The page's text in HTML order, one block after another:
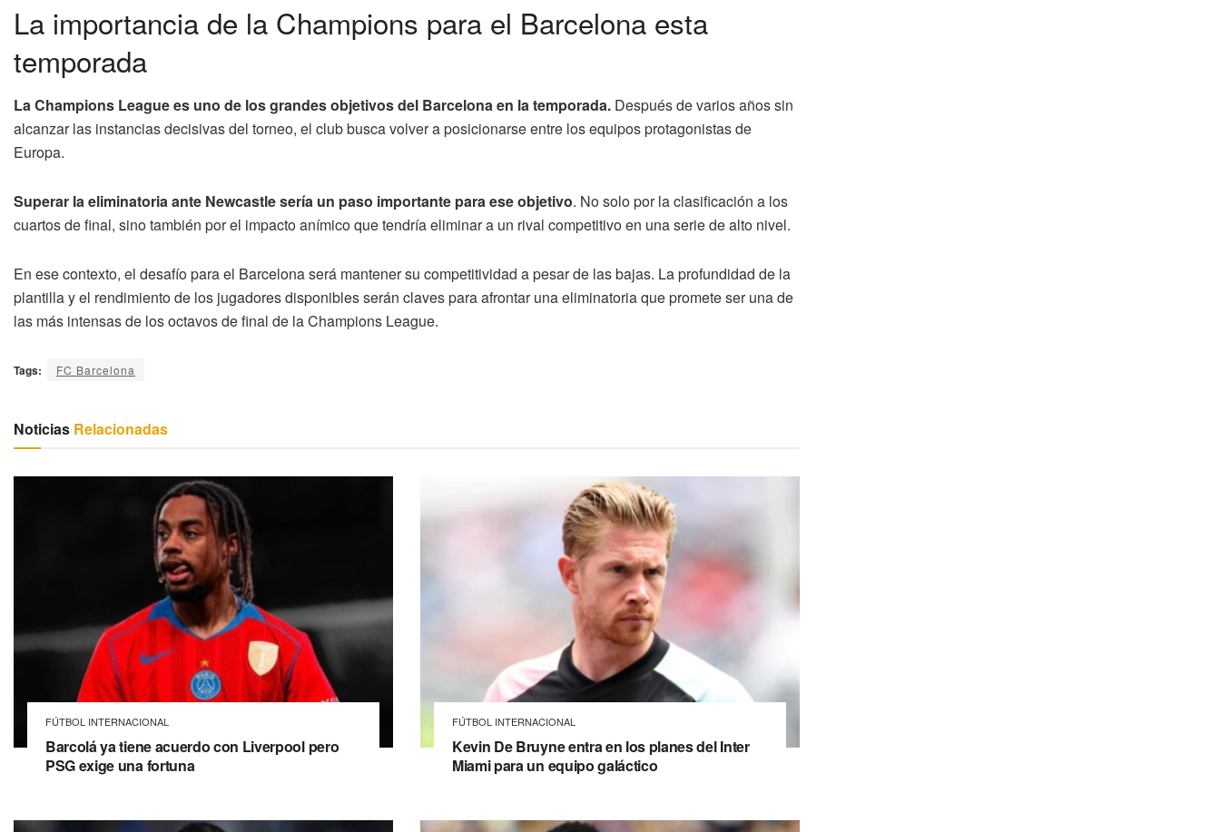
La importancia de la Champions para el Barcelona esta
temporada
La Champions League es uno de los grandes objetivos del Barcelona en la temporada. Después de varios años sin
alcanzar las instancias decisivas del torneo, el club busca volver a posicionarse entre los equipos protagonistas de
Europa.
Superar la eliminatoria ante Newcastle sería un paso importante para ese objetivo. No solo por la clasificación a los
cuartos de final, sino también por el impacto anímico que tendría eliminar a un rival competitivo en una serie de alto nivel.
En ese contexto, el desafío para el Barcelona será mantener su competitividad a pesar de las bajas. La profundidad de la
plantilla y el rendimiento de los jugadores disponibles serán claves para afrontar una eliminatoria que promete ser una de
las más intensas de los octavos de final de la Champions League.
Tags: FC Barcelona
Noticias Relacionadas
FÚTBOL INTERNACIONAL
Barcolá ya tiene acuerdo con Liverpool pero
PSG exige una fortuna
FÚTBOL INTERNACIONAL
Kevin De Bruyne entra en los planes del Inter
Miami para un equipo galáctico